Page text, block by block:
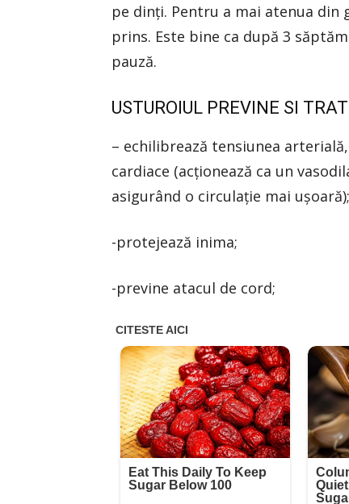
pe dinţi. Pentru a mai atenua din
prins. Este bine ca după 3
pauză.
USTUROIUL PREVINE SI
– echilibrează tensiunea
cardiace (acţionează ca un
asigurând o circulaţie mai uşoară);
-protejează inima;
-previne atacul de cord;